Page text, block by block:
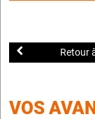
Retour
VOS